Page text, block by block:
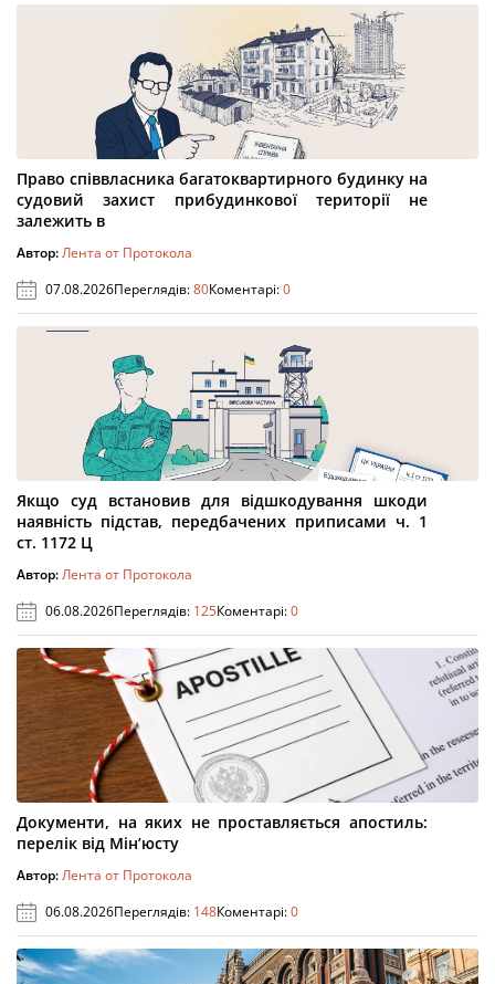
Право співвласника багатоквартирного будинку на
судовий захист прибудинкової території не
залежить в
Автор:Лента от Протокола
07.08.2026Переглядів:80Коментарі:0
Якщо суд встановив для відшкодування шкоди
наявність підстав, передбачених приписами ч. 1
ст. 1172 Ц
Автор:Лента от Протокола
06.08.2026Переглядів: 125Коментарі:0
Документи, на яких не проставляється апостиль:
перелік від Мін’юсту
Автор:Лента от Протокола
06.08.2026Переглядів: 148Коментарі:0